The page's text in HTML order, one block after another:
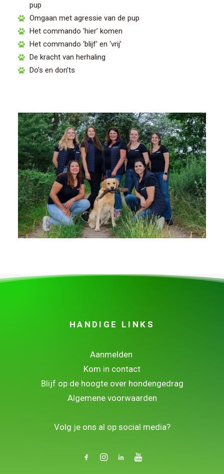
pup
Omgaan met agressie van de pup
Het commando ‘hier’ komen
Het commando ‘blijf’ en ‘vrij’
De kracht van herhaling
Do’s en don’ts
HANDIGE LINKS
Aanmelden
Kom in contact
Blijf op de hoogte over hondengedrag
Algemene voorwaarden
Volg je ons al op social media?